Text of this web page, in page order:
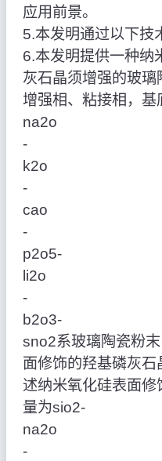
应用前景。
5.本发明通过以下技
6.本发明提供一种纳
灰石晶须增强的玻璃
增强相、粘接相，基
na2o
‑
k2o
‑
cao
‑
p2o5‑
li2o
‑
b2o3‑
sno2系玻璃陶瓷粉
面修饰的羟基磷灰
述纳米氧化硅表面
量为sio2‑
na2o
‑